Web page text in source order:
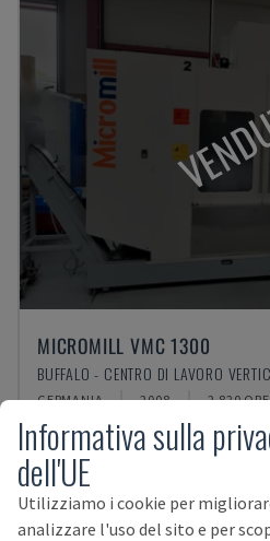
MICROMILL VMC 1300
BUFFALO - CENTRO DI LAVORO
GERMANIA 2008 2.820 ORE
Informativa sulla
dell'UE
Utilizziamo i cookie per
analizzare l'uso del sito e per